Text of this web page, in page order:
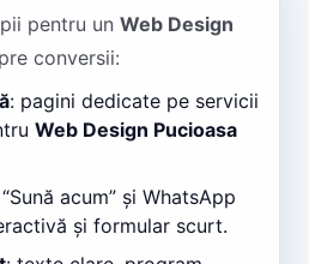
pentru un Web Design
conversii:
: pagini dedicate pe servicii
Web Design Pucioasa
acum” și WhatsApp
și formular scurt.